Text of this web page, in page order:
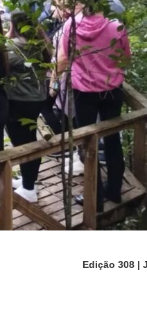
Edição 308 |